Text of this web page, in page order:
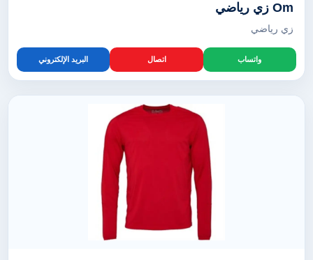
Om زي رياضي
زي رياضي
واتساب اتصال البريد الإلكتروني